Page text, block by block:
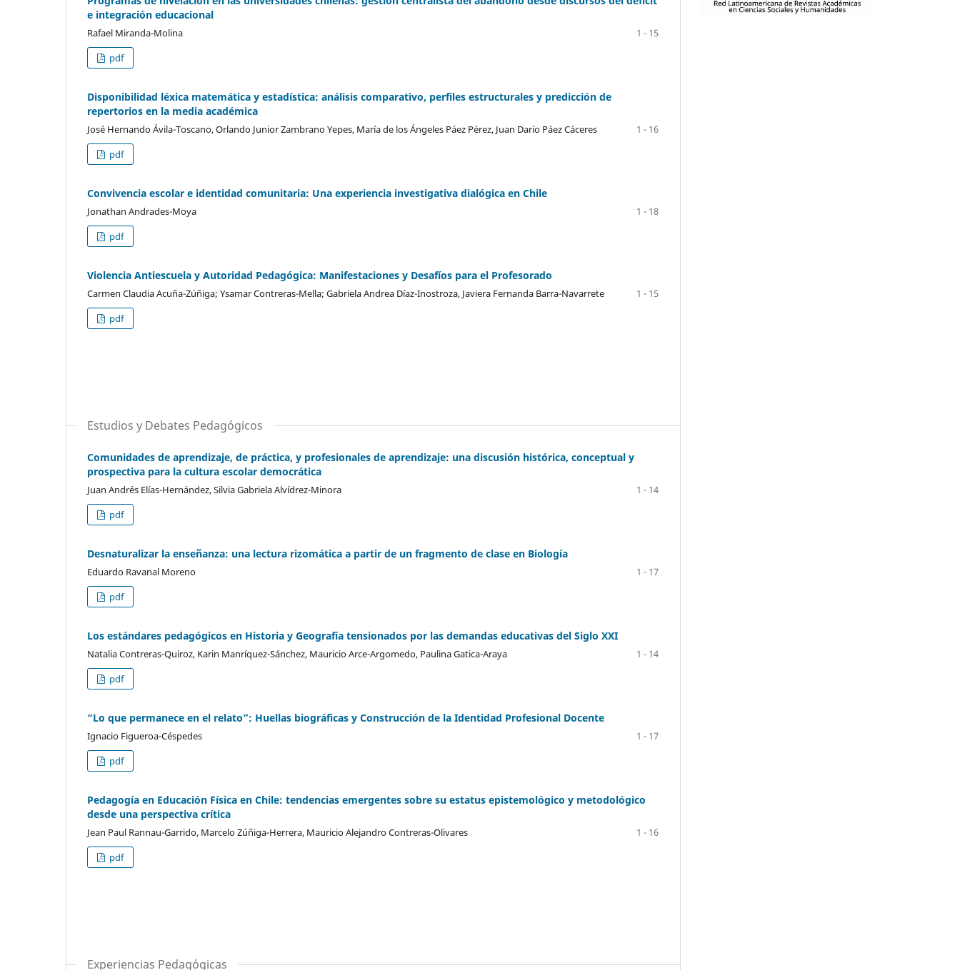
e integración educacional
Rafael Miranda-Molina
1 - 15
pdf
Disponibilidad léxica matemática y estadística: análisis comparativo, perfiles estructurales y predicción de
repertorios en la media académica
José Hernando Ávila-Toscano, Orlando Junior Zambrano Yepes, María de los Ángeles Páez Pérez, Juan Darío Páez Cáceres
1 - 16
pdf
Convivencia escolar e identidad comunitaria: Una experiencia investigativa dialógica en Chile
Jonathan Andrades-Moya
1 - 18
pdf
Violencia Antiescuela y Autoridad Pedagógica: Manifestaciones y Desafíos para el Profesorado
Carmen Claudia Acuña-Zúñiga; Ysamar Contreras-Mella; Gabriela Andrea Díaz-Inostroza, Javiera Fernanda Barra-Navarrete
1 - 15
pdf
Estudios y Debates Pedagógicos
Comunidades de aprendizaje, de práctica, y profesionales de aprendizaje: una discusión histórica, conceptual y
prospectiva para la cultura escolar democrática
Juan Andrés Elías-Hernández, Silvia Gabriela Alvídrez-Minora
1 - 14
pdf
Desnaturalizar la enseñanza: una lectura rizomática a partir de un fragmento de clase en Biología
Eduardo Ravanal Moreno
1 - 17
pdf
Los estándares pedagógicos en Historia y Geografía tensionados por las demandas educativas del Siglo XXI
Natalia Contreras-Quiroz, Karin Manríquez-Sánchez, Mauricio Arce-Argomedo, Paulina Gatica-Araya
1 - 14
pdf
“Lo que permanece en el relato”: Huellas biográficas y Construcción de la Identidad Profesional Docente
Ignacio Figueroa-Céspedes
1 - 17
pdf
Pedagogía en Educación Física en Chile: tendencias emergentes sobre su estatus epistemológico y metodológico
desde una perspectiva crítica
Jean Paul Rannau-Garrido, Marcelo Zúñiga-Herrera, Mauricio Alejandro Contreras-Olivares
1 - 16
pdf
Experiencias Pedagógicas